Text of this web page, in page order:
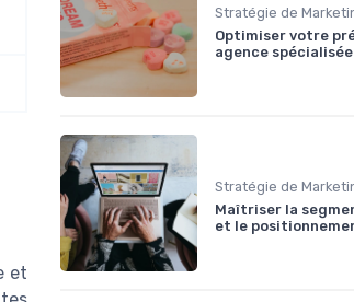
et
Optimiser votre
agence
Maîtriser la
et le